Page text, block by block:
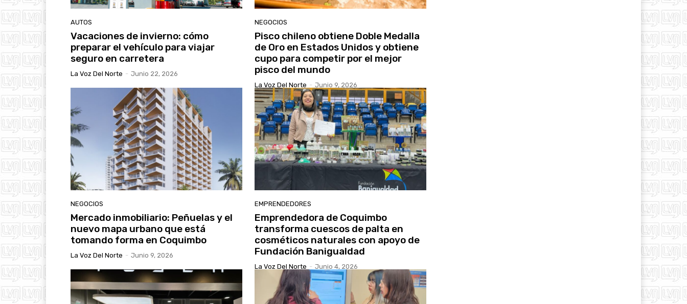
AUTOS
Vacaciones de invierno: cómo
preparar el vehículo para viajar
seguro en carretera
La Voz Del Norte - Junio 22, 2026
NEGOCIOS
Pisco chileno obtiene Doble Medalla
de Oro en Estados Unidos y obtiene
cupo para competir por el mejor
pisco del mundo
La Voz Del Norte - Junio 9, 2026
NEGOCIOS
Mercado inmobiliario: Peñuelas y el
nuevo mapa urbano que está
tomando forma en Coquimbo
La Voz Del Norte - Junio 9, 2026
EMPRENDEDORES
Emprendedora de Coquimbo
transforma cuescos de palta en
cosméticos naturales con apoyo de
Fundación Banigualdad
La Voz Del Norte - Junio 4, 2026